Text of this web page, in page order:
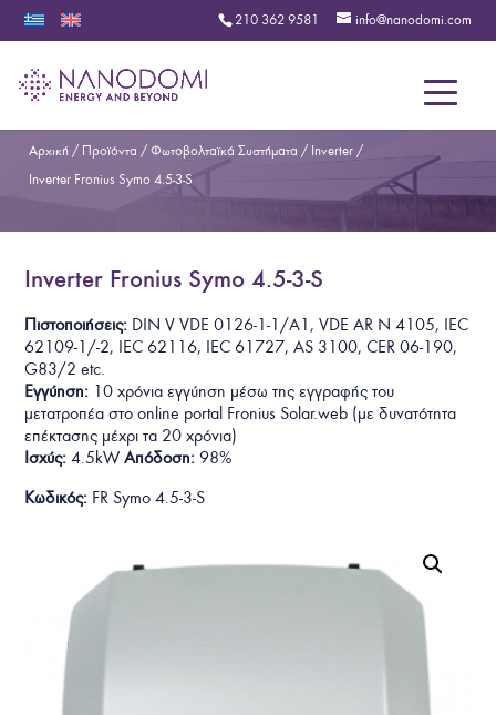
210 362 9581 info@nanodomi.com
Αρχική / Προϊόντα / Φωτοβολταϊκά Συστήματα / Inverter /
Inverter Fronius Symo 4.5-3-S
Inverter Fronius Symo 4.5-3-S
Πιστοποιήσεις: DIN V VDE 0126-1-1/A1, VDE AR N 4105, IEC
62109-1/-2, IEC 62116, IEC 61727, AS 3100, CER 06-190,
G83/2 etc.
Εγγύηση: 10 χρόνια εγγύηση μέσω της εγγραφής του
μετατροπέα στο online portal Fronius Solar.web (με δυνατότητα
επέκτασης μέχρι τα 20 χρόνια)
Ισχύς: 4.5kWΑπόδοση: 98%
Κωδικός: FR Symo 4.5-3-S